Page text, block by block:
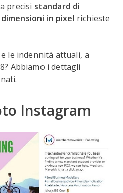
precisi standard di
dimensioni in pixel richieste
le indennità attuali, a
Abbiamo i dettagli
Instagram